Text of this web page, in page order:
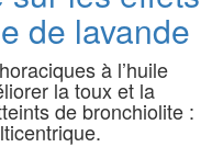
de lavande
à l’huile
la toux et la
de bronchiolite :